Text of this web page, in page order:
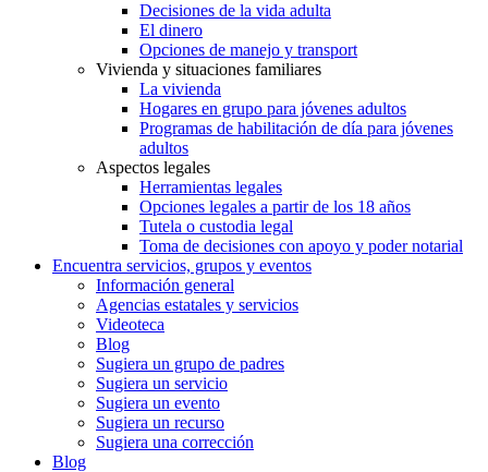
Decisiones de la vida adulta
El dinero
Opciones de manejo y transport
Vivienda y situaciones familiares
La vivienda
Hogares en grupo para jóvenes adultos
Programas de habilitación de día para jóvenes
adultos
Aspectos legales
Herramientas legales
Opciones legales a partir de los 18 años
Tutela o custodia legal
Toma de decisiones con apoyo y poder notarial
Encuentra servicios, grupos y eventos
Información general
Agencias estatales y servicios
Videoteca
Blog
Sugiera un grupo de padres
Sugiera un servicio
Sugiera un evento
Sugiera un recurso
Sugiera una corrección
Blog